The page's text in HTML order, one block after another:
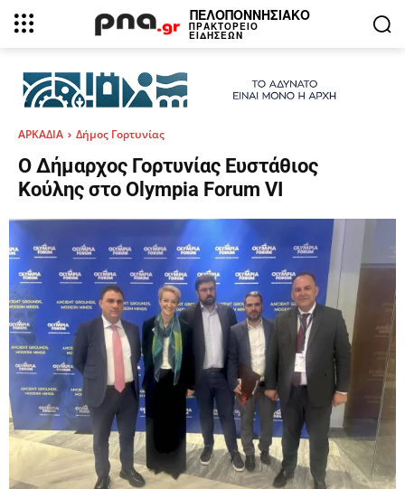
ΠΕΛΟΠΟΝΝΗΣΙΑΚΟ
ΠΡΑΚΤΟΡΕΙΟ
ΕΙΔΗΣΕΩΝ
ΑΡΚΑΔΙΑ Δήμος Γορτυνίας
Ο Δήμαρχος Γορτυνίας Ευστάθιος
Κούλης στο Olympia Forum VI